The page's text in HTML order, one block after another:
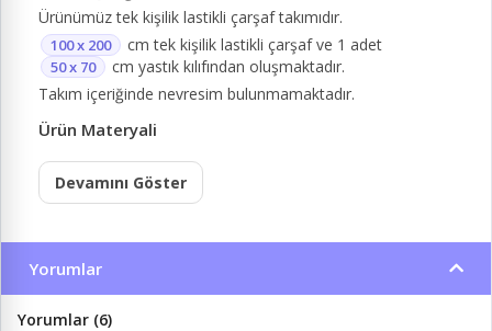
Ürünümüz tek kişilik lastikli çarşaf takımıdır.
100 x 200 cm tek kişilik lastikli çarşaf ve 1 adet
50 x 70
cm yastık kılıfından oluşmaktadır.
Takım içeriğinde nevresim bulunmamaktadır.
Ürün Materyali
Devamını Göster
Yorumlar
Yorumlar (6)